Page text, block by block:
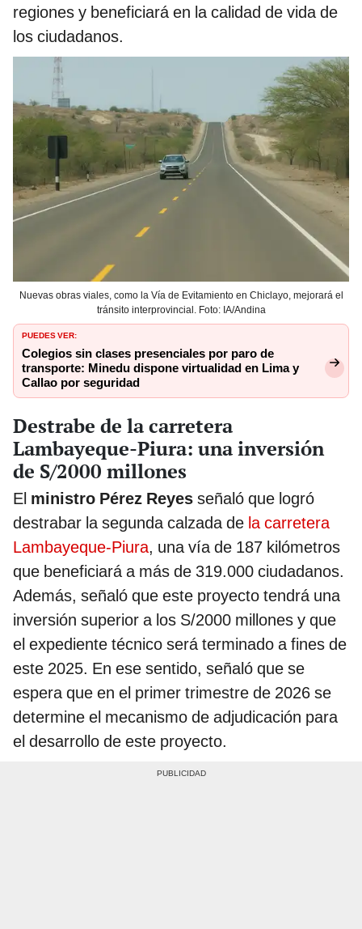
regiones y beneficiará en la calidad de vida de
los ciudadanos.
Nuevas obras viales, como la Vía de Evitamiento en Chiclayo, mejorará el
tránsito interprovincial. Foto: IA/Andina
PUEDES VER:
Colegios sin clases presenciales por paro de
transporte: Minedu dispone virtualidad en Lima y
Callao por seguridad
Destrabe de la carretera
Lambayeque-Piura: una inversión
de S/2000 millones
El ministro Pérez Reyes señaló que logró
destrabar la segunda calzada de la carretera
Lambayeque-Piura, una vía de 187 kilómetros
que beneficiará a más de 319.000 ciudadanos.
Además, señaló que este proyecto tendrá una
inversión superior a los S/2000 millones y que
el expediente técnico será terminado a fines de
este 2025. En ese sentido, señaló que se
espera que en el primer trimestre de 2026 se
determine el mecanismo de adjudicación para
el desarrollo de este proyecto.